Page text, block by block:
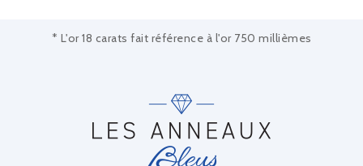
* L'or 18 carats fait référence à l'or 750 millièmes